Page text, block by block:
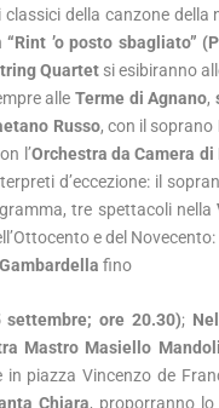
della canzone
“Rint ’o posto sbagliato”
Quartet si esibiranno
alleTerme di Agnano,
Russo, con il soprano
l’Orchestra da Camera di
d’eccezione: il
tre spettacoli nella
e del Novecento:
fino
ore 20.30);
Mastro Masiello
in piazza Vincenzo de
Chiara, proporranno